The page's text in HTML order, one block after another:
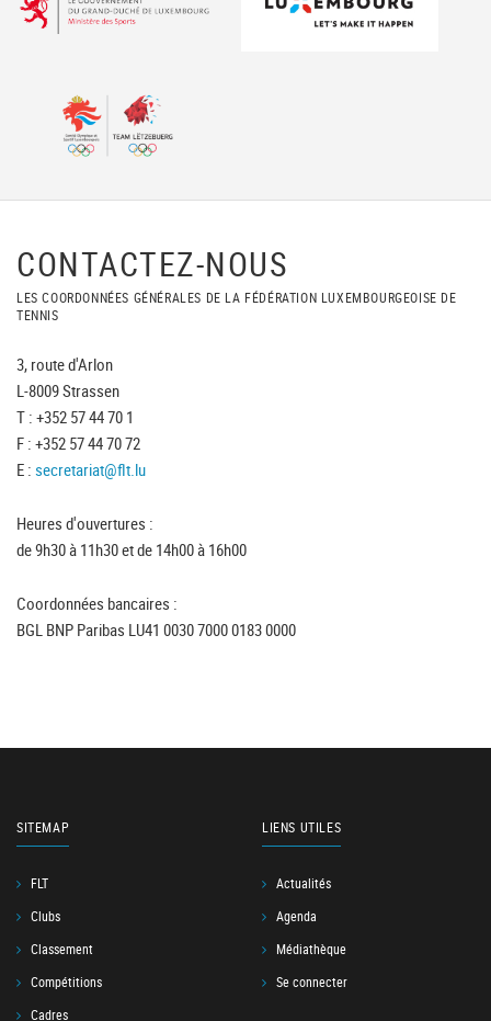
CONTACTEZ-NOUS
LES COORDONNÉES GÉNÉRALES DE LA FÉDÉRATION LUXEMBOURGEOISE DE
TENNIS
3, route d'Arlon
L-8009 Strassen
T : +352 57 44 70 1
F : +352 57 44 70 72
E : secretariat@flt.lu
Heures d'ouvertures :
de 9h30 à 11h30 et de 14h00 à 16h00
Coordonnées bancaires :
BGL BNP Paribas LU41 0030 7000 0183 0000
SITEMAP
FLT
Clubs
Classement
Compétitions
Cadres
LIENS UTILES
Actualités
Agenda
Médiathèque
Se connecter